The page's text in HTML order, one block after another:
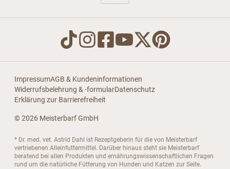
ImpressumAGB & Kundeninformationen
Widerrufsbelehrung & -formularDatenschutz
Erklärung zur Barrierefreiheit
© 2026 Meisterbarf GmbH
* Dr. med. vet. Astrid Dahl ist Rezeptgeberin für die von Meisterbarf
vertriebenen Alleinfuttermittel. Darüber hinaus steht sie Meisterbarf
beratend bei allen Produkten und ernährungswissenschaftlichen Fragen
rund um die natürliche Fütterung von Hunden und Katzen zur Seite.